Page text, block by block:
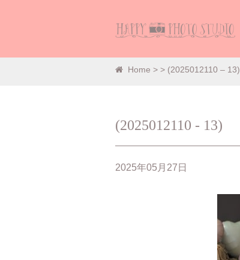
Home > > (2025012110 – 13)
(2025012110 - 13)
2025年05月27日